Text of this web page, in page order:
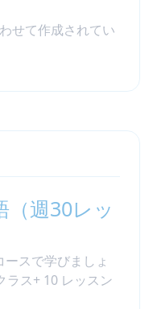
せて作成されてい
週30レッ
スで学びましょ
ラス+ 10 レッスン